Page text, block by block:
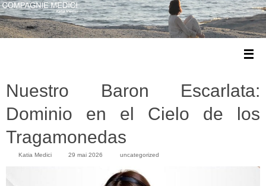
Nuestro Baron Escarlata:
Dominio en el Cielo de los
Tragamonedas
Katia Medici 29 mai 2026 uncategorized